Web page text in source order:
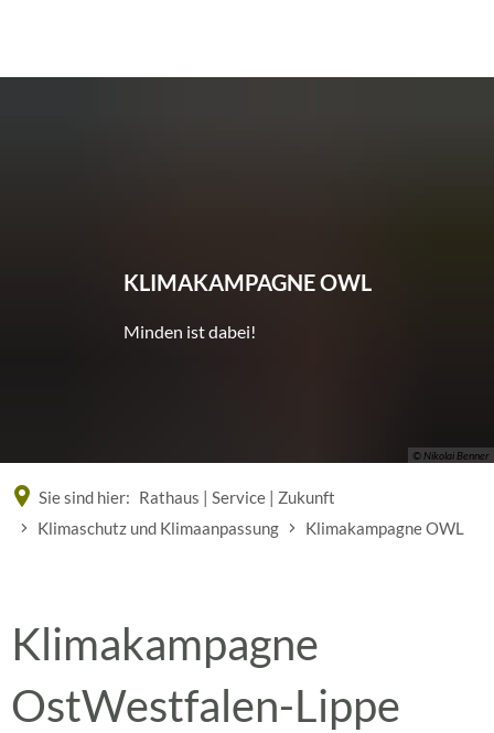
© Nikolai Benner
KLIMAKAMPAGNE OWL
Minden ist dabei!
Sie sind hier: Rathaus | Service | Zukunft
Klimaschutz und Klimaanpassung
Klimakampagne OWL
OWL
Klimakampagne
OstWestfalen-Lippe